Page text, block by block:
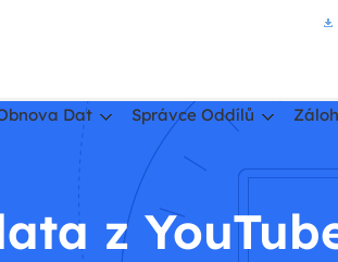
Dat Správce Oddílů
z